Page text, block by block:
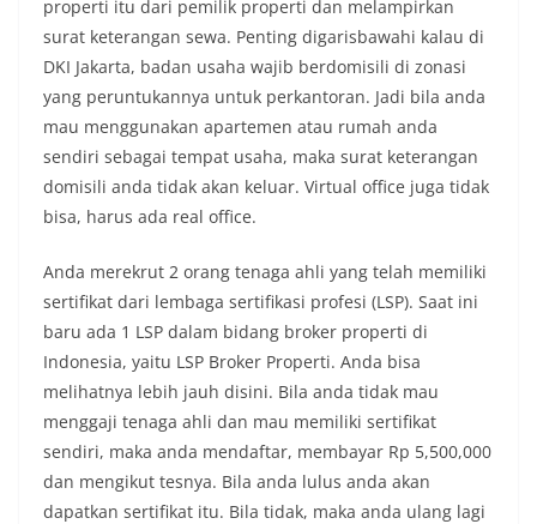
properti itu dari pemilik properti dan melampirkan
surat keterangan sewa. Penting digarisbawahi kalau di
DKI Jakarta, badan usaha wajib berdomisili di zonasi
yang peruntukannya untuk perkantoran. Jadi bila anda
mau menggunakan apartemen atau rumah anda
sendiri sebagai tempat usaha, maka surat keterangan
domisili anda tidak akan keluar. Virtual office juga tidak
bisa, harus ada real office.
Anda merekrut 2 orang tenaga ahli yang telah memiliki
sertifikat dari lembaga sertifikasi profesi (LSP). Saat ini
baru ada 1 LSP dalam bidang broker properti di
Indonesia, yaitu LSP Broker Properti. Anda bisa
melihatnya lebih jauh disini. Bila anda tidak mau
menggaji tenaga ahli dan mau memiliki sertifikat
sendiri, maka anda mendaftar, membayar Rp 5,500,000
dan mengikut tesnya. Bila anda lulus anda akan
dapatkan sertifikat itu. Bila tidak, maka anda ulang lagi